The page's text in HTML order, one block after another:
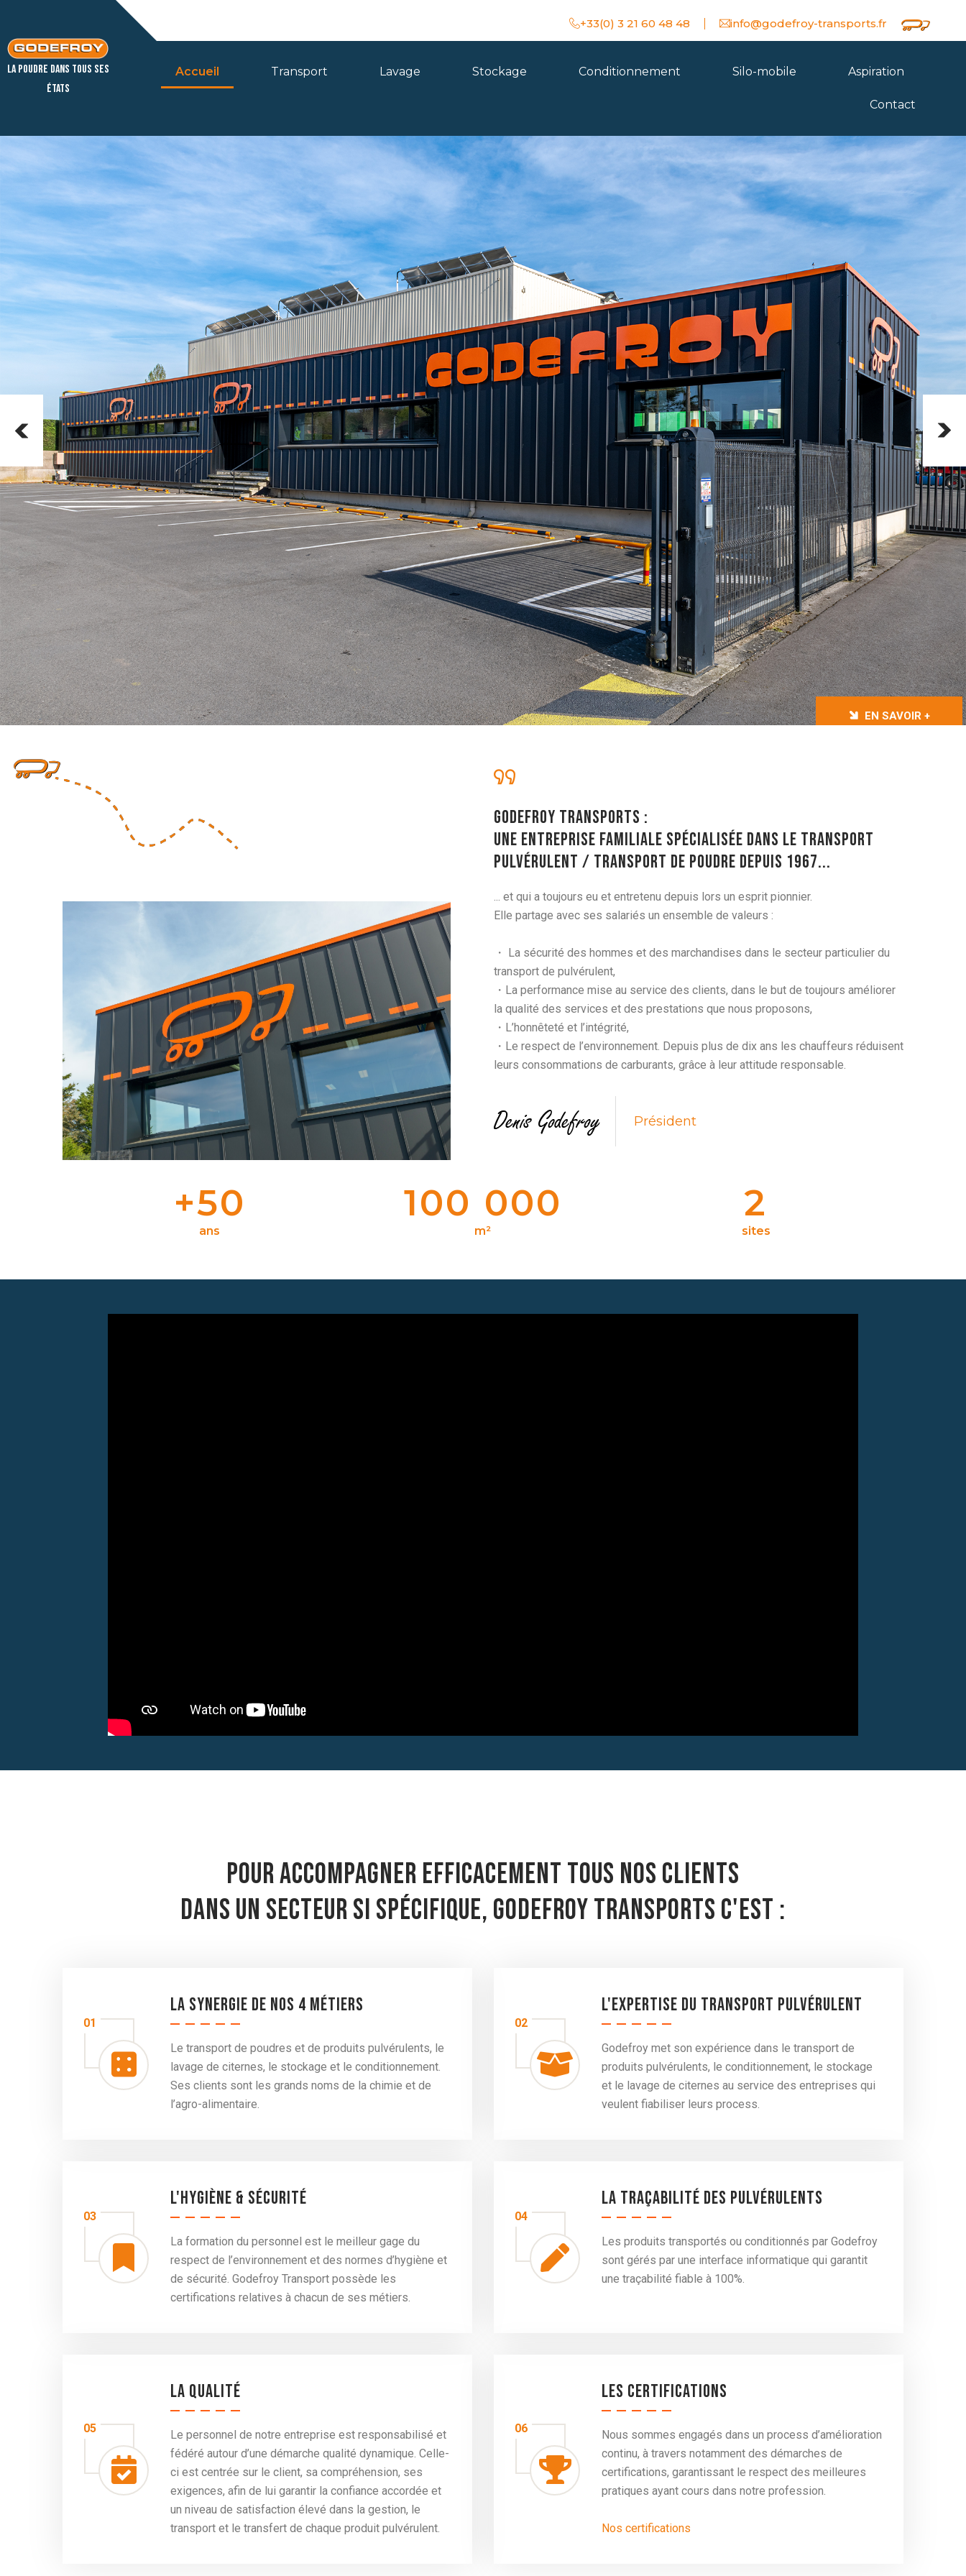
La poudre dans tous ses
états
+33(0) 3 21 60 48 48 info@godefroy-transports.fr
Accueil Transport Lavage Stockage Conditionnement Silo-mobile Aspiration
Contact
EN SAVOIR +
Godefroy Transports :
Une entreprise familiale spécialisée dans le transport
pulvérulent / transport de poudre depuis 1967...
... et qui a toujours eu et entretenu depuis lors un esprit pionnier.
Elle partage avec ses salariés un ensemble de valeurs :
・ La sécurité des hommes et des marchandises dans le secteur particulier du
transport de pulvérulent,
・La performance mise au service des clients, dans le but de toujours améliorer
la qualité des services et des prestations que nous proposons,
・L’honnêteté et l’intégrité,
・Le respect de l’environnement. Depuis plus de dix ans les chauffeurs réduisent
leurs consommations de carburants, grâce à leur attitude responsable.
Président
ans
+50
m²
100 000
sites
2
Pour accompagner efficacement tous nos clients
dans un secteur si spécifique, Godefroy Transports c'est :
01
La synergie de nos 4 métiers
Le transport de poudres et de produits pulvérulents, le
lavage de citernes, le stockage et le conditionnement.
Ses clients sont les grands noms de la chimie et de
l’agro-alimentaire.
02
L'expertise du transport pulvérulent
Godefroy met son expérience dans le transport de
produits pulvérulents, le conditionnement, le stockage
et le lavage de citernes au service des entreprises qui
veulent fiabiliser leurs process.
03
L'hygiène & sécurité
La formation du personnel est le meilleur gage du
respect de l’environnement et des normes d’hygiène et
de sécurité. Godefroy Transport possède les
certifications relatives à chacun de ses métiers.
04
La traçabilité des pulvérulents
Les produits transportés ou conditionnés par Godefroy
sont gérés par une interface informatique qui garantit
une traçabilité fiable à 100%.
05
La qualité
Le personnel de notre entreprise est responsabilisé et
fédéré autour d’une démarche qualité dynamique. Celle-
ci est centrée sur le client, sa compréhension, ses
exigences, afin de lui garantir la confiance accordée et
un niveau de satisfaction élevé dans la gestion, le
transport et le transfert de chaque produit pulvérulent.
06
Les certifications
Nous sommes engagés dans un process d’amélioration
continu, à travers notamment des démarches de
certifications, garantissant le respect des meilleures
pratiques ayant cours dans notre profession.
Nos certifications